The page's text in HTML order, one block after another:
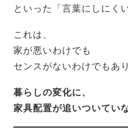
といった「言葉にしにく
これは、
家が悪いわけでも
センスがないわけでもあ
暮らしの変化に、
家具配置が追いついてい